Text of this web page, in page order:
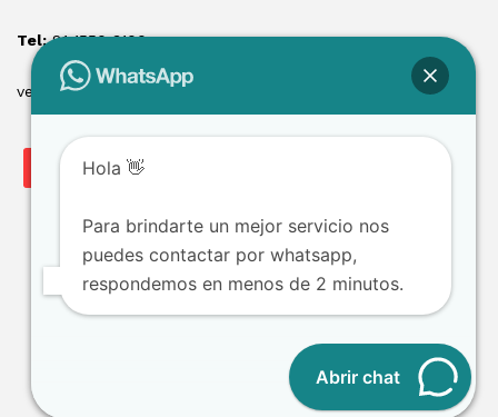
Tel:81 1550 3100
ventas@losmontacargas.mx
Copyright © 2025 Los Montacargas RTE
Hola 👋
Para brindarte un mejor servicio nos
puedes contactar por whatsapp,
respondemos en menos de 2 minutos.
Abrir chat